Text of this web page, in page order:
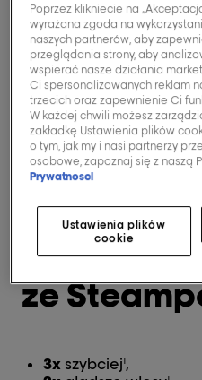
ze
3x szybciej1 ,
Poprzez klikniecie na
wyrażana zgoda na
naszych partnerów, aby
przeglądania strony, aby
wspierać nasze działania
Ci spersonalizowanych reklam
trzecich oraz zapewnienie Ci
W każdej chwili możesz
zakładkę Ustawienia plików
o tym, jak my i nasi partnerzy
osobowe, zapoznaj się z naszą
Prywatnosci
Ustawienia plików
cookie